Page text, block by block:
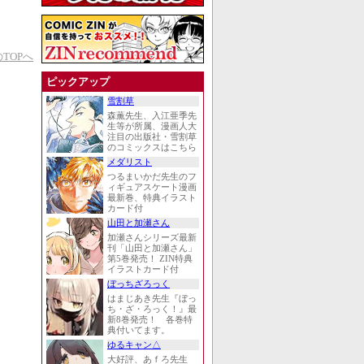
へ
ピックアップ
雪割草
森薫先生、入江亜季先
生等が所属、漫画人大
注目の出版社・雪割草
のコミックスはこちら
メダリスト
つるまいかだ先生のフ
ィギュアスケート漫画
最新巻、特典イラスト
カード付
山田と加瀬さん
加瀬さんシリーズ最新
刊「山田と加瀬さん」
第5巻発売！ ZIN特典
イラストカード付
ぼっちざろっく
はまじあき先生『ぼっ
ち・ざ・ろっく！』最
新8巻発売！ 各巻特
典付いてます。
ゆるキャン△
大好評、あｆろ先生